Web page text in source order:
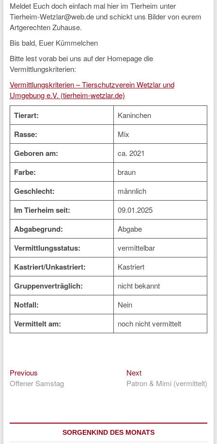
Meldet Euch doch einfach mal hier im Tierheim unter
Tierheim-Wetzlar@web.de und schickt uns Bilder von eurem
Artgerechten Zuhause.
Bis bald, Euer Kümmelchen
Bitte lest vorab bei uns auf der Homepage die
Vermittlungskriterien:
Vermittlungskriterien – Tierschutzverein Wetzlar und
Umgebung e.V. (tierheim-wetzlar.de)
Tierart: Kaninchen
Rasse: Mix
Geboren am: ca. 2021
Farbe: braun
Geschlecht: männlich
Im Tierheim seit: 09.01.2025
Abgabegrund: Abgabe
Vermittlungsstatus: vermittelbar
Kastriert/Unkastriert: Kastriert
Gruppenverträglich: nicht bekannt
Notfall: Nein
Vermittelt am: noch nicht vermittelt
Beitragsnavigation
PreviousPrevious
post:
Offener Samstag
NextNext
post:
Patron & Mimi (vermittelt)
SORGENKIND DES MONATS